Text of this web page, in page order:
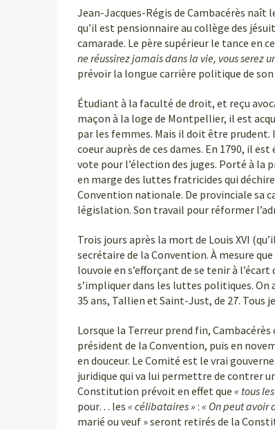
Jean-Jacques-Régis de Cambacérès naît
qu’il est pensionnaire au collège des
camarade. Le père supérieur le tance en
ne réussirez jamais dans la vie, vous serez
prévoir la longue carrière politique de
Étudiant à la faculté de droit, et reçu
maçon à la loge de Montpellier, il est
par les femmes. Mais il doit être
coeur auprès de ces dames. En 1790, il
vote pour l’élection des juges. Porté à la
en marge des luttes fratricides qui
Convention nationale. De provinciale sa
législation. Son travail pour réformer
Trois jours après la mort de Louis XVI
secrétaire de la Convention. À mesure
louvoie en s’efforçant de se tenir à
s’impliquer dans les luttes politiques. On
35 ans, Tallien et Saint-Just, de 27. Tous
Lorsque la Terreur prend fin,
président de la Convention, puis en
en douceur. Le Comité est le vrai
juridique qui va lui permettre de contrer
Constitution prévoit en effet que « tous
pour… les « célibataires » : « On peut avoir
marié ou veuf » seront retirés de la